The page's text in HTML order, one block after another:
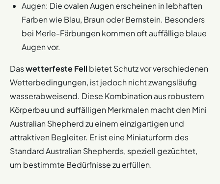
Augen: Die ovalen Augen erscheinen in lebhaften
Farben wie Blau, Braun oder Bernstein. Besonders
bei Merle-Färbungen kommen oft auffällige blaue
Augen vor.
Daswetterfeste Fell bietet Schutz vor verschiedenen
Wetterbedingungen, ist jedoch nicht zwangsläufig
wasserabweisend. Diese Kombination aus robustem
Körperbau und auffälligen Merkmalen macht den Mini
Australian Shepherd zu einem einzigartigen und
attraktiven Begleiter. Er ist eine Miniaturform des
Standard Australian Shepherds, speziell gezüchtet,
um bestimmte Bedürfnisse zu erfüllen.